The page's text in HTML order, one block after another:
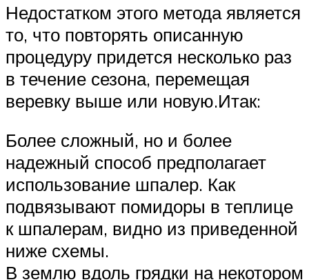
Недостатком этого метода является
то, что повторять описанную
процедуру придется несколько раз
в течение сезона, перемещая
веревку выше или новую.Итак:
Более сложный, но и более
надежный способ предполагает
использование шпалер. Как
подвязывают помидоры в теплице
к шпалерам, видно из приведенной
ниже схемы.
В землю вдоль грядки на некотором